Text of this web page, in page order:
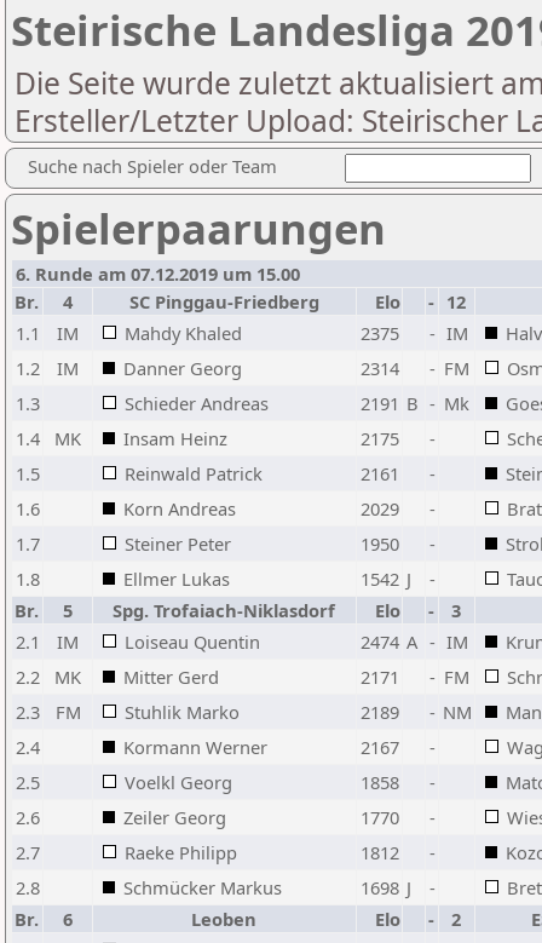
Steirische Landesliga
Die Seite wurde zuletzt aktualisiert
Ersteller/Letzter Upload: Steirischer
Suche nach Spieler oder Team
Spielerpaarungen
6. Runde am 07.12.2019 um 15.00
Br.
4 SC Pinggau-Friedberg Elo - 12
1.1
IM Mahdy Khaled 2375 - IM
1.2
IM Danner Georg 2314 - FM
1.3
Schieder Andreas 2191 B - Mk
1.4
MK Insam Heinz 2175 -
1.5
Reinwald Patrick 2161 -
1.6
Korn Andreas 2029 -
1.7
Steiner Peter 1950 -
1.8
Ellmer Lukas 1542 J -
Br.
5 Spg. Trofaiach-Niklasdorf Elo -
3
2.1
IM Loiseau Quentin 2474 A - IM
2.2
MK Mitter Gerd 2171 - FM
2.3
FM Stuhlik Marko 2189 - NM
2.4
Kormann Werner 2167 -
2.5
Voelkl Georg 1858 -
2.6
Zeiler Georg 1770 -
2.7
Raeke Philipp 1812 -
2.8
Schmücker Markus 1698 J -
Br.
6 Leoben Elo - 2